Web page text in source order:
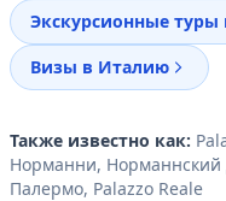
Экскурсионные
Визы в Италию
Также известно как:
Норманни, Норманнский
Палермо, Palazzo Reale